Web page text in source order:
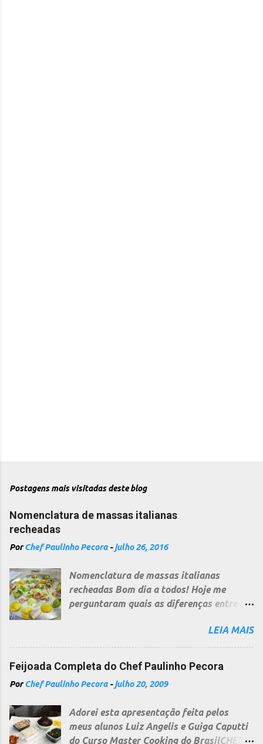
Postagens mais visitadas deste blog
Nomenclatura de massas italianas
recheadas
PorChef Paulinho Pecora -julho 26, 2016
Nomenclatura de massas italianas
recheadas Bom dia a todos! Hoje me
perguntaram quais as diferenças entre as
pergunta bem difícil e a resposta não é
curta, pois cada região na Itália segue
uma nomenclatura diferente, dependendo
do relevo, cultura folclore ou fé...no
entanto, não sou o "papa" da Cozinha
ordem, que tento copilar por minha várias
idas à Itália e hoje por morar aqui, que
LEIA MAIS
Feijoada Completa do Chef Paulinho Pecora
PorChef Paulinho Pecora -julho 20, 2009
Adorei esta apresentação feita pelos
meus alunos Luiz Angelis e Guiga Caputti
do Curso Master Cooking do BrasilCHEF